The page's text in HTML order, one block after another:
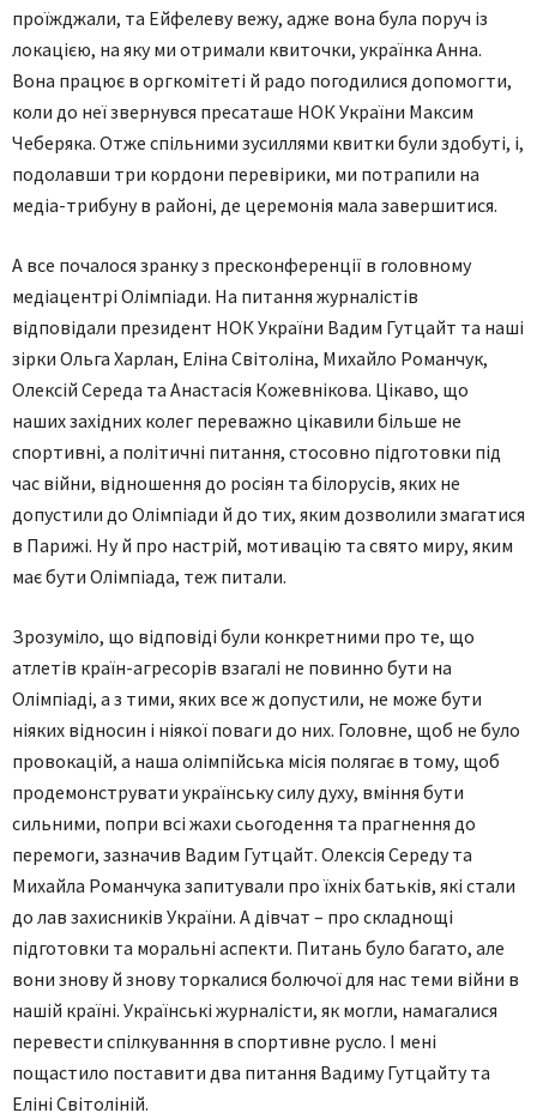
проїжджали, та Ейфелеву вежу, адже вона була поруч із
локацією, на яку ми отримали квиточки, українка Анна.
Вона працює в оргкомітеті й радо погодилися допомогти,
коли до неї звернувся пресаташе НОК України Максим
Чеберяка. Отже спільними зусиллями квитки були здобуті, і,
подолавши три кордони перевірики, ми потрапили на
медіа-трибуну в районі, де церемонія мала завершитися.
А все почалося зранку з пресконференції в головному
медіацентрі Олімпіади. На питання журналістів
відповідали президент НОК України Вадим Гутцайт та наші
зірки Ольга Харлан, Еліна Світоліна, Михайло Романчук,
Олексій Середа та Анастасія Кожевнікова. Цікаво, що
наших західних колег переважно цікавили більше не
спортивні, а політичні питання, стосовно підготовки під
час війни, відношення до росіян та білорусів, яких не
допустили до Олімпіади й до тих, яким дозволили змагатися
в Парижі. Ну й про настрій, мотивацію та свято миру, яким
має бути Олімпіада, теж питали.
Зрозуміло, що відповіді були конкретними про те, що
атлетів країн-агресорів взагалі не повинно бути на
Олімпіаді, а з тими, яких все ж допустили, не може бути
ніяких відносин і ніякої поваги до них. Головне, щоб не було
провокацій, а наша олімпійська місія полягає в тому, щоб
продемонструвати українську силу духу, вміння бути
сильними, попри всі жахи сьогодення та прагнення до
перемоги, зазначив Вадим Гутцайт. Олексія Середу та
Михайла Романчука запитували про їхніх батьків, які стали
до лав захисників України. А дівчат – про складнощі
підготовки та моральні аспекти. Питань було багато, але
вони знову й знову торкалися болючої для нас теми війни в
нашій країні. Українські журналісти, як могли, намагалися
перевести спілкуванння в спортивне русло. І мені
пощастило поставити два питання Вадиму Гутцайту та
Еліні Світоліній.